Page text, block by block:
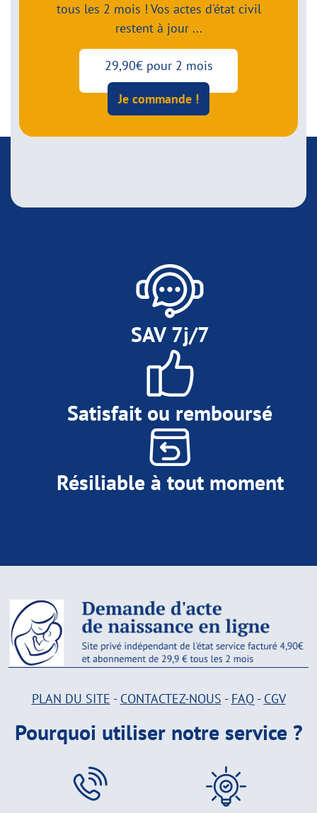
tous les 2 mois ! Vos actes d'état civil
restent à jour ...
29,90€ pour 2 mois
Je commande !
SAV 7j/7
Satisfait ou remboursé
Résiliable à tout moment
PLAN DU SITE - CONTACTEZ-NOUS - FAQ- CGV
Pourquoi utiliser notre service ?